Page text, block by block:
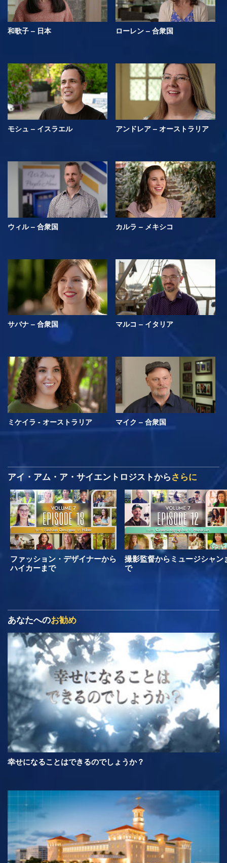
和歌子 – 日本 ローレン – 合衆国
モシュ – イスラエル アンドレア – オーストラリア
ウィル – 合衆国 カルラ – メキシコ
サバナ – 合衆国 マルコ – イタリア
ミケイラ - オーストラリア マイク – 合衆国
アイ・アム・ア・サイエントロジストからさらに
ファッション・デザイナーから
ハイカーまで
撮影監督からミュージシャン
で
あなたへのお勧め
幸せになることはできるのでしょうか？